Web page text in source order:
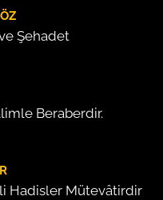
Şehadet
Beraberdir.
Hadisler Mütevâtirdir